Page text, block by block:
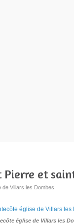
et
de Villars les Dombes
église de Villars les